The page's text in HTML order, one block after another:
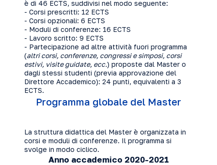
è di 46 ECTS, suddivisi nel modo seguente:
- Corsi prescritti: 12 ECTS
- Corsi opzionali: 6 ECTS
- Moduli di conferenze: 16 ECTS
- Lavoro scritto: 9 ECTS
- Partecipazione ad altre attività fuori programma
(altri corsi, conferenze, congressi e simposi, corsi
estivi, visite guidate, ecc.) proposte dal Master o
dagli stessi studenti (previa approvazione del
Direttore Accademico): 24 punti, equivalenti a 3
ECTS.
Programma globale del Master
La struttura didattica del Master è organizzata in
corsi e moduli di conferenze. Il programma si
svolge in modo ciclico.
Anno accademico 2020-2021